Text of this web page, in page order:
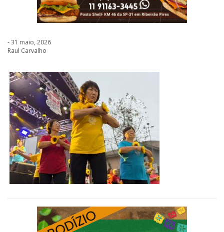
- 31 maio, 2026
Raul Carvalho